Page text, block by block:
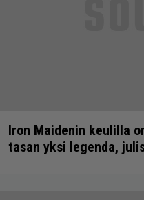
Iron Maidenin keulilla
tasan yksi legenda,